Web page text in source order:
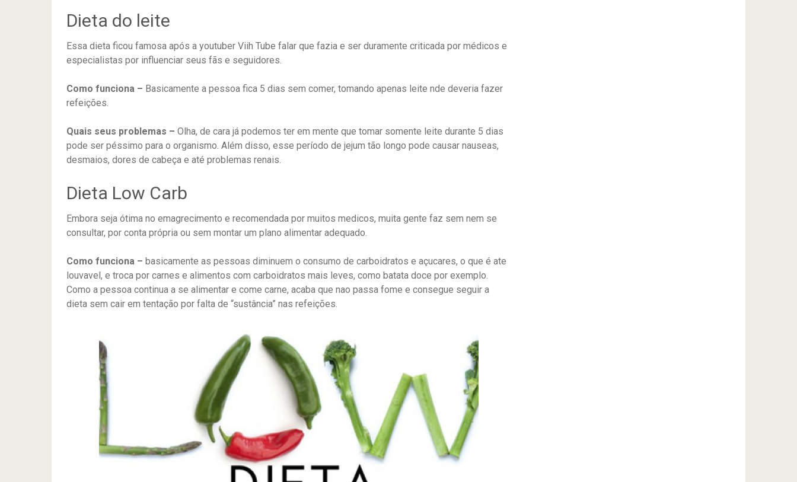
Dieta do leite
Essa dieta ficou famosa após a youtuber Viih Tube falar que fazia e ser duramente criticada por médicos e
especialistas por influenciar seus fãs e seguidores.
Como funciona – Basicamente a pessoa fica 5 dias sem comer, tomando apenas leite nde deveria fazer
refeições.
Quais seus problemas – Olha, de cara já podemos ter em mente que tomar somente leite durante 5 dias
pode ser péssimo para o organismo. Além disso, esse período de jejum tão longo pode causar nauseas,
desmaios, dores de cabeça e até problemas renais.
Dieta Low Carb
Embora seja ótima no emagrecimento e recomendada por muitos medicos, muita gente faz sem nem se
consultar, por conta própria ou sem montar um plano alimentar adequado.
Como funciona – basicamente as pessoas diminuem o consumo de carboidratos e açucares, o que é ate
louvavel, e troca por carnes e alimentos com carboidratos mais leves, como batata doce por exemplo.
Como a pessoa continua a se alimentar e come carne, acaba que nao passa fome e consegue seguir a
dieta sem cair em tentação por falta de “sustância” nas refeições.